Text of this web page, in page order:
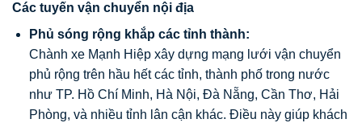
Các tuyến vận chuyển nội địa
Phủ sóng rộng khắp các tỉnh thành:
Chành xe Mạnh Hiệp xây dựng mạng lưới vận chuyển
phủ rộng trên hầu hết các tỉnh, thành phố trong nước
như TP. Hồ Chí Minh, Hà Nội, Đà Nẵng, Cần Thơ, Hải
Phòng, và nhiều tỉnh lân cận khác. Điều này giúp khách